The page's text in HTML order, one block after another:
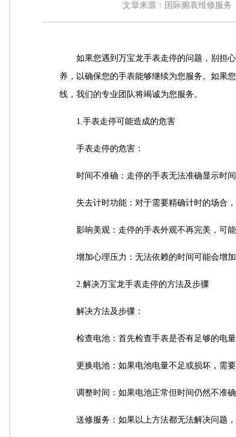
茂天际中心写字楼8层805室（需提前预约）
世界贸易中心写字楼A座13层1304室（需提前预约）
号绿地双子塔（中央广场）A1座办公楼14层07室（需提前预约）
润中心写字楼（万象城）15层1508室（需提前预约）
汇国际中心写字楼A塔7层704室（需提前预约）
号世界贸易中心大厦南塔写字楼15层07室（需提前预约）
润大厦写字楼17层1701室（需提前预约）
华贸大厦写字楼1座30层05室（需提前预约）
润大厦写字楼B座11层1104室（需提前预约）
东原中心写字楼24层2406B室（需提前预约）
融恒时代广场写字楼9层902室（需提前预约）
393号世茂环球金融中心写字楼（芙蓉广场）10层13室（需提前预
大厦写字楼29层2905室（需提前预约）
名表服务中心（品牌授权店）3层整层（需提前预约）
利名表服务中心（品牌授权店）1层整层（需提前预约）
名表服务中心（品牌授权店）1层整层（需提前预约）
代广场（CCMALL）C座17层17-B（需提前预约）
信广场10层1015室（需提前预约）
富力中心T2座写字楼29层03室（需提前预约）
科金融中心C座12层1205室（需提前预约）
盈国贸中心T1写字楼9层907室（需提前预约）
隆广场写字楼1座11层1104室（需提前预约）
广场写字楼16层1603室（需提前预约）
文章来源：国际腕表维修服务
如果您遇到万宝龙手表走停的问题，别担
养，以确保您的手表能够继续为您服务。如果
线，我们的专业团队将竭诚为您服务。
1.手表走停可能造成的危害
手表走停的危害：
时间不准确：走停的手表无法准确显示时
失去计时功能：对于需要精确计时的场合
影响美观：走停的手表外观不再完美，可能
增加心理压力：无法依赖的时间可能会增加
2.解决万宝龙手表走停的方法及步骤
解决方法及步骤：
检查电池：首先检查手表是否有足够的电
更换电池：如果电池电量不足或损坏，需
调整时间：如果电池正常但时间仍然不准
送修服务：如果以上方法都无法解决问题